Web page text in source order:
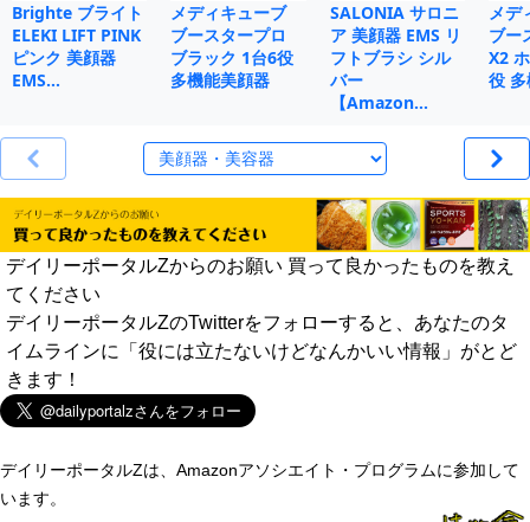
Brighte ブライト
ELEKI LIFT PINK
ピンク 美顔器
EMS…
メディキューブ
ブースタープロ
ブラック 1台6役
多機能美顔器
SALONIA サロニ
ア 美顔器 EMS リ
フトブラシ シル
バー
【Amazon…
メデ
ブー
X2
役
デイリーポータルZからのお願い 買って良かったものを教え
てください
デイリーポータルZのTwitterをフォローすると、あなたのタ
イムラインに「役には立たないけどなんかいい情報」がとど
きます！
デイリーポータルZは、Amazonアソシエイト・プログラムに参加して
います。